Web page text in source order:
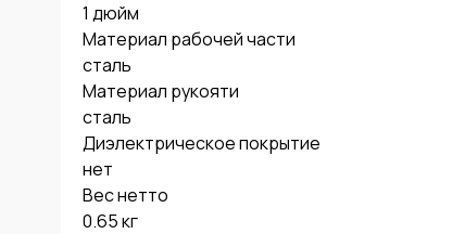
1 дюйм
Материал рабочей части
сталь
Материал рукояти
сталь
Диэлектрическое покрытие
нет
Вес нетто
0.65 кг